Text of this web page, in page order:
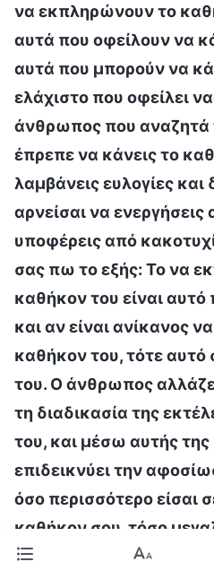
να εκπληρώνουν το
αυτά που οφείλουν να
αυτά που μπορούν να
ελάχιστο που οφείλει
άνθρωπος που αναζητά
έπρεπε να κάνεις το
λαμβάνεις ευλογίες
αρνείσαι να
υποφέρεις από
σας πω το εξής: Το να
καθήκον του είναι αυτό
και αν είναι ανίκανος
καθήκον του, τότε
του. Ο άνθρωπος
τη διαδικασία της
του, και μέσω αυτής της
επιδεικνύει την
όσο περισσότερο είσαι
καθήκον σου, τόσο
αλήθειας θα λαμβάνεις